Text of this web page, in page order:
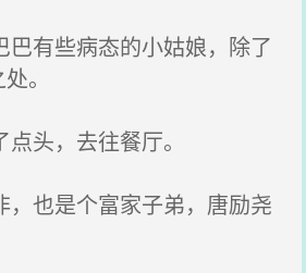
有些病态的小姑娘，除了
。
头，去往餐厅。
也是个富家子弟，唐励尧